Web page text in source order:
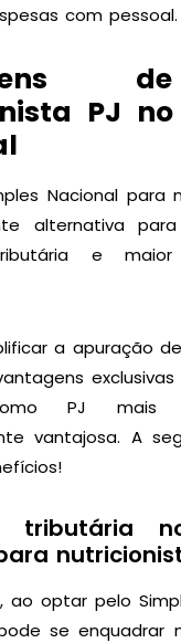
com pessoal.
PJ no
Nacional para
alternativa
e maior
a apuração
PJ mais
vantajosa. A
tributária
ao optar pelo
se enquadrar